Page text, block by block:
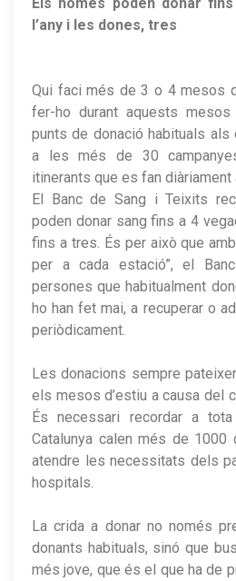
l’any i les dones, tres
Qui faci més de 3 o 4 mesos
fer-ho durant aquests
punts de donació habituals
a les més de 30
itinerants que es fan diàriament
El Banc de Sang i Teixits
poden donar sang fins a 4
fins a tres. És per això que
per a cada estació”, el
persones que habitualment
ho han fet mai, a recuperar o
periòdicament.
Les donacions sempre
els mesos d’estiu a causa del
És necessari recordar a
Catalunya calen més de 1000
atendre les necessitats dels
hospitals.
La crida a donar no només
donants habituals, sinó que
més jove, que és el que ha de